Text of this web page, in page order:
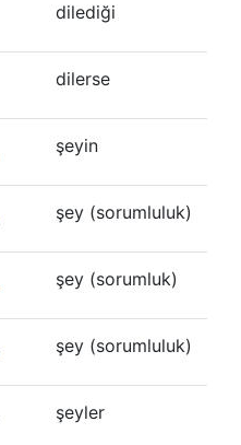
dilediği
dilerse
şeyin
şey (sorumluluk)
şey (sorumluk)
şey (sorumluluk)
şeyler